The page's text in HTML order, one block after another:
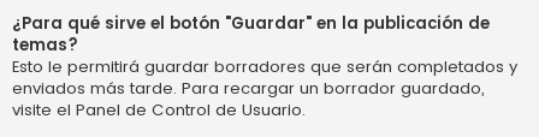
¿Para qué sirve el botón "Guardar" en la publicación de
temas?
Esto le permitirá guardar borradores que serán completados y
enviados más tarde. Para recargar un borrador guardado,
visite el Panel de Control de Usuario.